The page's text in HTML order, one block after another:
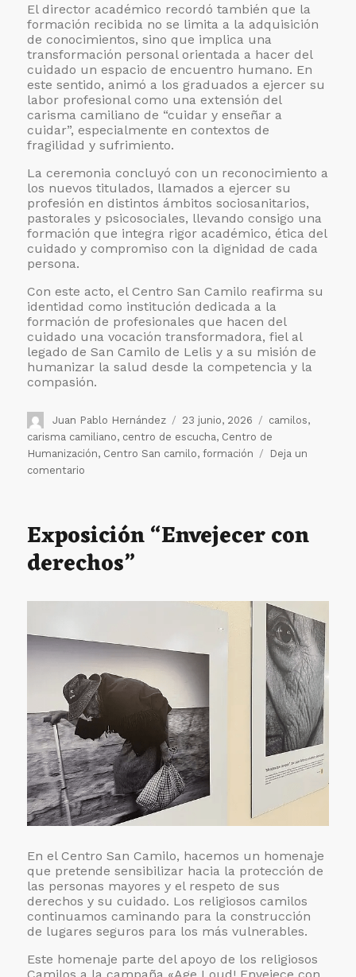
El director académico recordó también que la
formación recibida no se limita a la adquisición
de conocimientos, sino que implica una
transformación personal orientada a hacer del
cuidado un espacio de encuentro humano. En
este sentido, animó a los graduados a ejercer su
labor profesional como una extensión del
carisma camiliano de “cuidar y enseñar a
cuidar”, especialmente en contextos de
fragilidad y sufrimiento.
La ceremonia concluyó con un reconocimiento a
los nuevos titulados, llamados a ejercer su
profesión en distintos ámbitos sociosanitarios,
pastorales y psicosociales, llevando consigo una
formación que integra rigor académico, ética del
cuidado y compromiso con la dignidad de cada
persona.
Con este acto, el Centro San Camilo reafirma su
identidad como institución dedicada a la
formación de profesionales que hacen del
cuidado una vocación transformadora, fiel al
legado de San Camilo de Lelis y a su misión de
humanizar la salud desde la competencia y la
compasión.
Autor
Juan Pablo Hernández
Publicado
el
23 junio, 2026 Etiquetas
camilos,
carisma camiliano, centro de escucha, Centro de
Humanización, Centro San camilo,formación
Deja un
comentario
una
nueva
promoción
servicio
humanización
Exposición “Envejecer con
derechos”
En el Centro San Camilo, hacemos un homenaje
que pretende sensibilizar hacia la protección de
las personas mayores y el respeto de sus
derechos y su cuidado. Los religiosos camilos
continuamos caminando para la construcción
de lugares seguros para los más vulnerables.
Este homenaje parte del apoyo de los religiosos